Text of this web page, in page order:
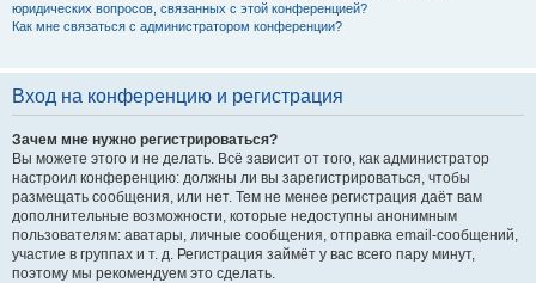
юридических вопросов, связанных с этой конференцией?
Как мне связаться с администратором конференции?
Вход на конференцию и регистрация
Зачем мне нужно регистрироваться?
Вы можете этого и не делать. Всё зависит от того, как администратор
настроил конференцию: должны ли вы зарегистрироваться, чтобы
размещать сообщения, или нет. Тем не менее регистрация даёт вам
дополнительные возможности, которые недоступны анонимным
пользователям: аватары, личные сообщения, отправка email-сообщений,
участие в группах и т. д. Регистрация займёт у вас всего пару минут,
поэтому мы рекомендуем это сделать.